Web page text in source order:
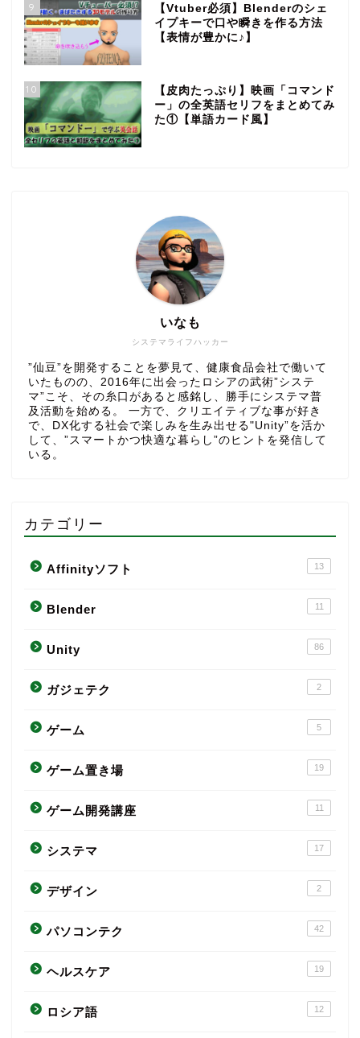
9
【Vtuber必須】Blenderのシェ
イプキーで口や瞬きを作る方法
【表情が豊かに♪】
10
【皮肉たっぷり】映画「コマンド
ー」の全英語セリフをまとめてみ
た①【単語カード風】
システマライフハッカー
いなも
”仙豆”を開発することを夢見て、健康食品会社で働いて
いたものの、2016年に出会ったロシアの武術”システ
マ”こそ、その糸口があると感銘し、勝手にシステマ普
及活動を始める。 一方で、クリエイティブな事が好き
で、DX化する社会で楽しみを生み出せる"Unity”を活か
して、”スマートかつ快適な暮らし”のヒントを発信して
いる。
カテゴリー
Affinityソフト 13
Blender 11
Unity 86
ガジェテク 2
ゲーム 5
ゲーム置き場 19
ゲーム開発講座 11
システマ 17
デザイン 2
パソコンテク 42
ヘルスケア 19
ロシア語 12